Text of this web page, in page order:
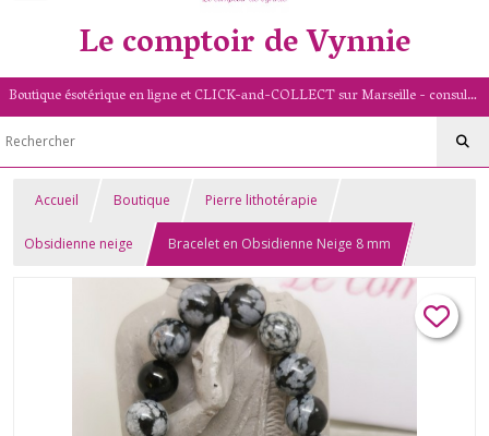
Le comptoir de Vynnie
Boutique ésotérique en ligne et CLICK-and-COLLECT sur Marseille - consultation de voyance par mail - livret numérologique (13/PACA)
Accueil Boutique Pierre lithotérapie
Obsidienne neige Bracelet en Obsidienne Neige 8 mm